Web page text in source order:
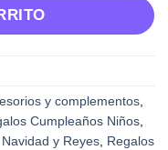
y complementos,
Cumpleaños Niños,
y Reyes, Regalos